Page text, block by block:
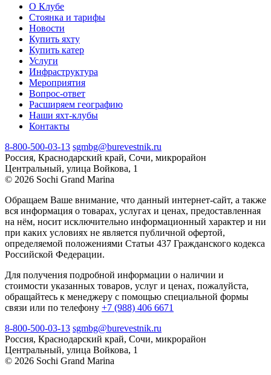
О Клубе
Стоянка и тарифы
Новости
Купить яхту
Купить катер
Услуги
Инфраструктура
Мероприятия
Вопрос-ответ
Расширяем географию
Наши яхт-клубы
Контакты
8-800-500-03-13 sgmbg@burevestnik.ru
Россия, Краснодарский край, Сочи, микрорайон
Центральный, улица Войкова, 1
© 2026 Sochi Grand Marina
Обращаем Ваше внимание, что данный интернет-сайт, а также
вся информация о товарах, услугах и ценах, предоставленная
на нём, носит исключительно информационный характер и ни
при каких условиях не является публичной офертой,
определяемой положениями Статьи 437 Гражданского кодекса
Российской Федерации.
Для получения подробной информации о наличии и
стоимости указанных товаров, услуг и ценах, пожалуйста,
обращайтесь к менеджеру с помощью специальной формы
связи или по телефону +7 (988) 406 6671
8-800-500-03-13 sgmbg@burevestnik.ru
Россия, Краснодарский край, Сочи, микрорайон
Центральный, улица Войкова, 1
© 2026 Sochi Grand Marina